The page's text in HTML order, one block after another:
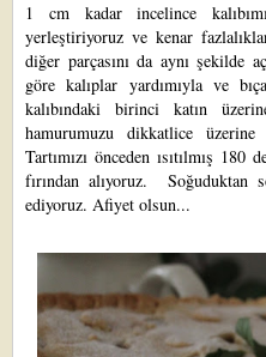
1 cm kadar incelince
yerleştiriyoruz ve kenar
diğer parçasını da aynı şekilde
göre kalıplar yardımıyla ve
kalıbındaki birinci katın
hamurumuzu dikkatlice
Tartımızı önceden ısıtılmış
fırından alıyoruz. Soğuduktan
ediyoruz. Afiyet olsun...